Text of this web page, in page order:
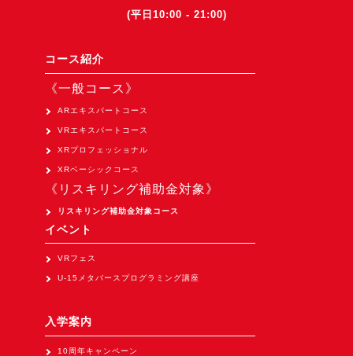
3D空間キャプチャーアプリ『Qoocan』
製造現場を革新する！『XR Worksupport Hub』開発中
>XR Museum『Artlogue』開発中
《企業研修》
Unity研修
HoloLens 2 アプリ開発研修
《研究会》
XRビジネスフォーラム
（1/8～10東京ビッグサイト）に出展。
(平日10:00 - 21:00)
コース紹介
《一般コース》
ARエキスパートコース
VRエキスパートコース
XRプロフェッショナル
XRベーシックコース
《リスキリング補助金対象》
リスキリング補助金対象コース
イベント
VRフェス
U-15メタバースプログラミング講座
入学案内
10周年キャンペーン